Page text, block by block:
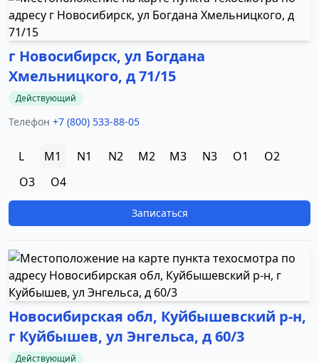
г Новосибирск, ул Богдана
Хмельницкого, д 71/15
Действующий
Телефон +7 (800) 533-88-05
L M1 N1 N2 M2 M3 N3 O1
O2
O3
O4
Записаться
Новосибирская обл, Куйбышевский р-н,
г Куйбышев, ул Энгельса, д 60/3
Действующий